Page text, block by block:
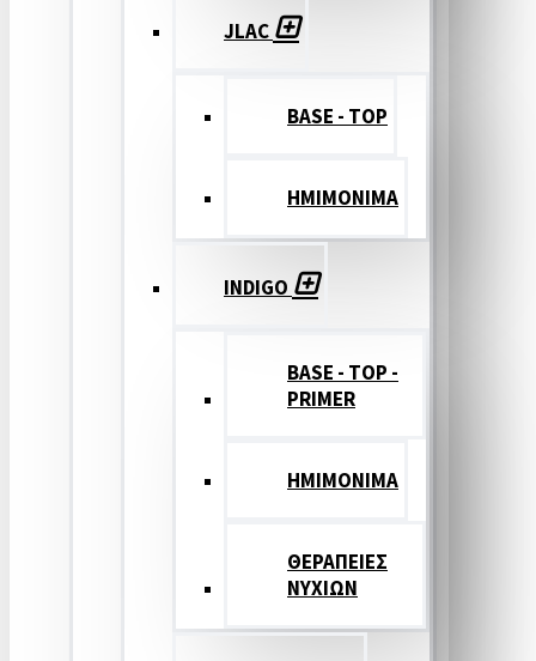
JLAC
BASE - TOP
ΗΜΙΜΟΝΙΜΑ
INDIGO
BASE - TOP -
PRIMER
HMIMONIMA
ΘΕΡΑΠΕΙΕΣ
ΝΥΧΙΩΝ